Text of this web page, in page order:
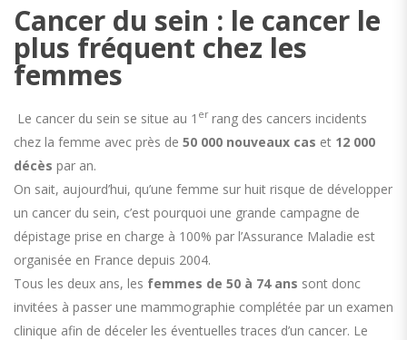
Cancer du sein : le cancer le
plus fréquent chez les
femmes
Le cancer du sein se situe au 1 errang des cancers incidents
chez la femme avec près de 50 000 nouveaux cas et 12 000
décès par an.
On sait, aujourd’hui, qu’une femme sur huit risque de développer
un cancer du sein, c’est pourquoi une grande campagne de
dépistage prise en charge à 100% par l’Assurance Maladie est
organisée en France depuis 2004.
Tous les deux ans, les femmes de 50 à 74 ans sont donc
invitées à passer une mammographie complétée par un examen
clinique afin de déceler les éventuelles traces d’un cancer. Le